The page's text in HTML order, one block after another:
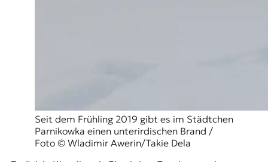
Seit dem Frühling 2019 gibt es im Städtchen
Parnikowka einen unterirdischen Brand /
Foto © Wladimir Awerin/Takie Dela